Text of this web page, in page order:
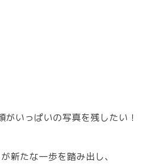
がいっぱいの写真を残したい！
新たな一歩を踏み出し、